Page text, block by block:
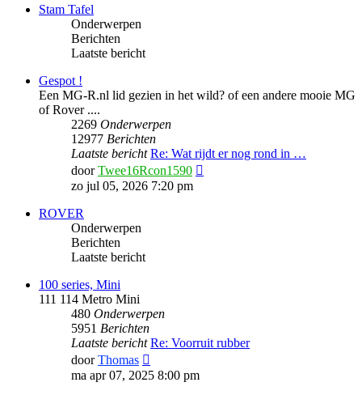
Stam Tafel
Onderwerpen
Berichten
Laatste bericht
Gespot !
Een MG-R.nl lid gezien in het wild? of een andere mooie MG
of Rover ....
2269 Onderwerpen
12977 Berichten
Laatste bericht Re: Wat rijdt er nog rond in …
doorTwee16Rcon1590
zo jul 05, 2026 7:20 pm
ROVER
Onderwerpen
Berichten
Laatste bericht
100 series, Mini
111 114 Metro Mini
480 Onderwerpen
5951 Berichten
Laatste bericht Re: Voorruit rubber
doorThomas
laatste
bericht
ma apr 07, 2025 8:00 pm